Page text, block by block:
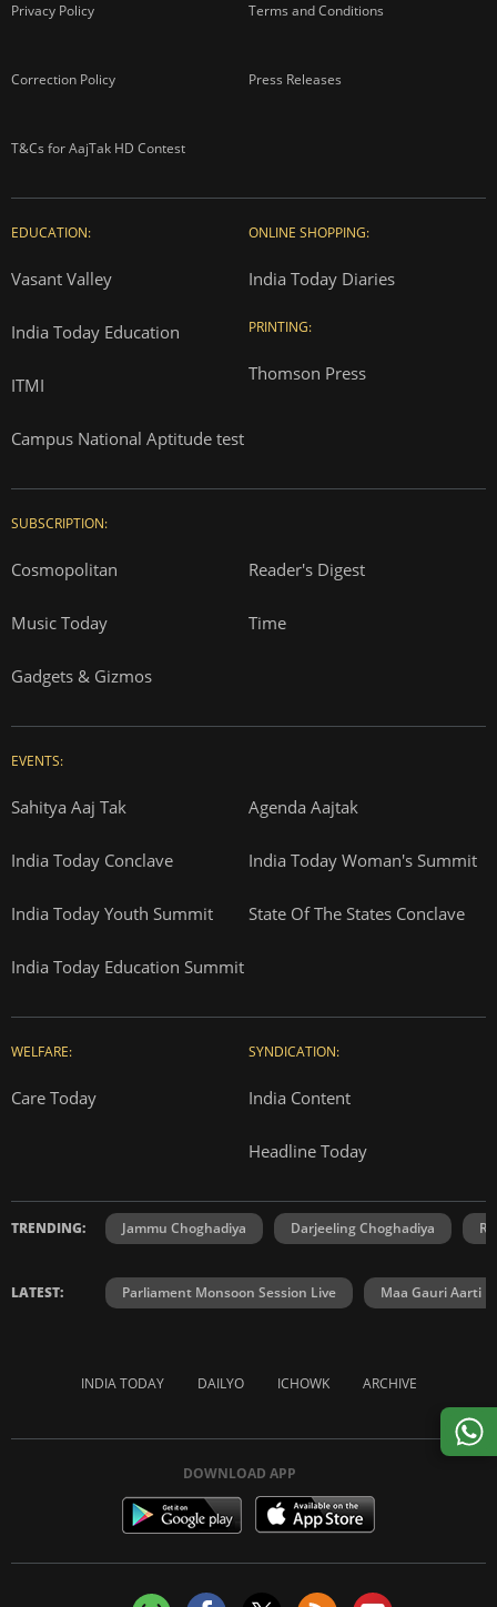
Privacy Policy Terms and Conditions
Correction Policy Press Releases
T&Cs for AajTak HD Contest
EDUCATION:
Vasant Valley
India Today Education
ITMI
Campus National Aptitude test
ONLINE SHOPPING:
India Today Diaries
PRINTING:
Thomson Press
SUBSCRIPTION:
Cosmopolitan Reader's Digest
Music Today Time
Gadgets & Gizmos
EVENTS:
Sahitya Aaj Tak Agenda Aajtak
India Today Conclave India Today Woman's Summit
India Today Youth Summit State Of The States Conclave
India Today Education Summit
WELFARE:
Care Today
SYNDICATION:
India Content
Headline Today
TRENDING: Jammu Choghadiya Darjeeling Choghadiya
LATEST: Parliament Monsoon Session Live Maa Gauri Aarti
INDIA TODAY DAILYO ICHOWK ARCHIVE
DOWNLOAD APP